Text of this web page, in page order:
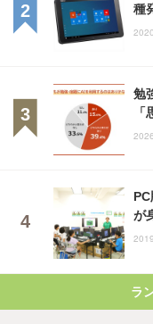
種
勉
「
が
ラ